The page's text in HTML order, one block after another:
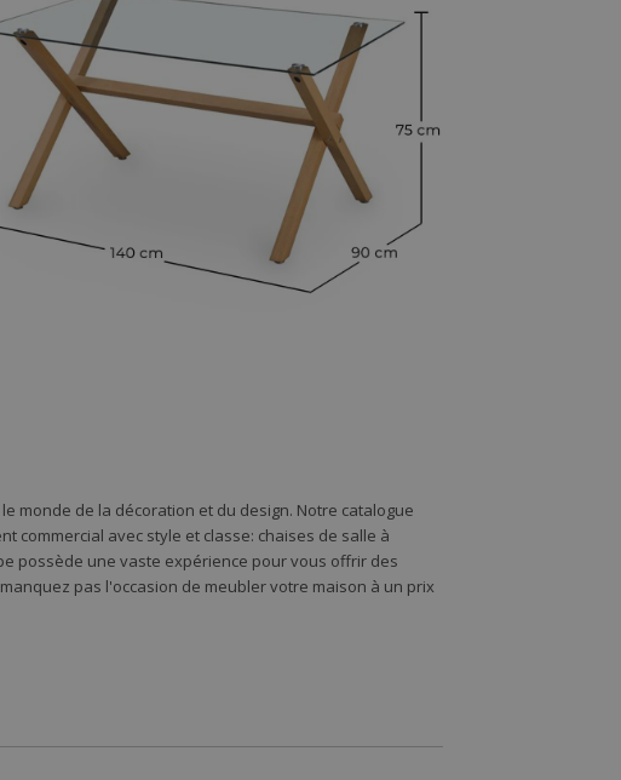
monde de la décoration et du design. Notre catalogue
commercial avec style et classe: chaises de salle à
possède une vaste expérience pour vous offrir des
pas l'occasion de meubler votre maison à un prix